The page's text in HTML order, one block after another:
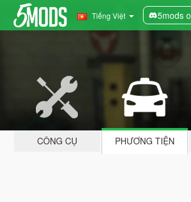
Tiếng Việt 5mods
CÔNG CỤ PHƯƠNG TIỆN